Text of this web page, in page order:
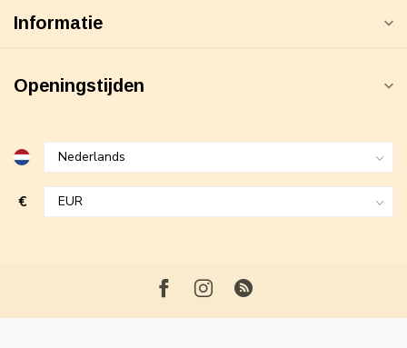
Informatie
Openingstijden
€